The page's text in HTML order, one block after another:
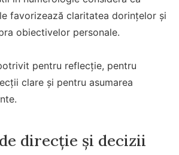
favorizează claritatea dorințelor și
obiectivelor personale.
pentru reflecție, pentru
clare și pentru asumarea
direcție și decizii